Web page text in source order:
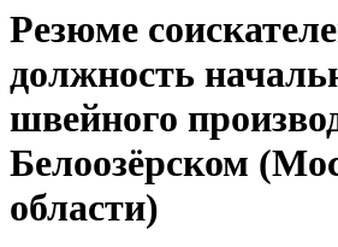
Резюме
должность
швейного
Белоозёрском
области)